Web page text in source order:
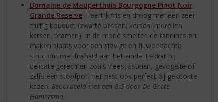
Domaine de Mauperthuis Bourgogne Pinot Noir
Grande Reserve: Heerlijk fris en droog met een zeer
fruitig bouquet (zwarte bessen, kersen, morellen
kersen, bramen). In de mond smelten de tannines en
maken plaats voor een stevige en fluweelzachte
structuur met frisheid aan het einde. Lekker bij
delicate gerechten zoals vleespasteien, gevogelte of
zelfs een stoofpot. Het past ook perfect bij gekookte
kazen. Beoordeeld met een 8.5 door De Grote
Hamersma.